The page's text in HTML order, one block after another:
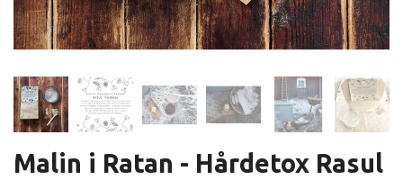
Malin i Ratan - Hårdetox Rasul